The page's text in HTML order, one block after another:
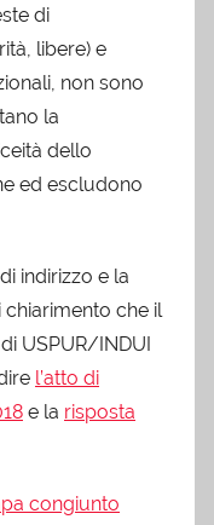
di
libere) e
non sono
la
dello
ed escludono
indirizzo e la
chiarimento che il
USPUR/INDUI
l’atto di
e la risposta
congiunto